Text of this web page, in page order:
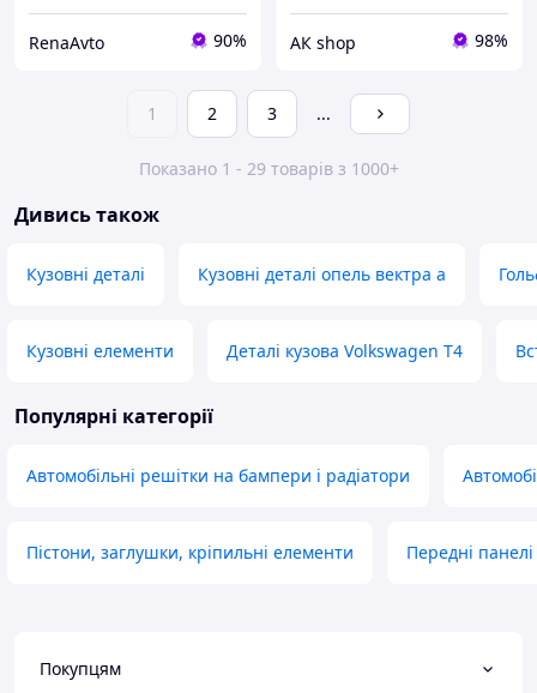
RenaAvto 90% АК shop 98%
1 2 3 ...
Показано 1 - 29 товарів з 1000+
Дивись також
Кузовні деталі Кузовні деталі опель вектра а
Кузовні елементи Деталі кузова Volkswagen T4
Популярні категорії
Автомобільні решітки на бампери і радіатори
Пістони, заглушки, кріпильні елементи Передні
Покупцям